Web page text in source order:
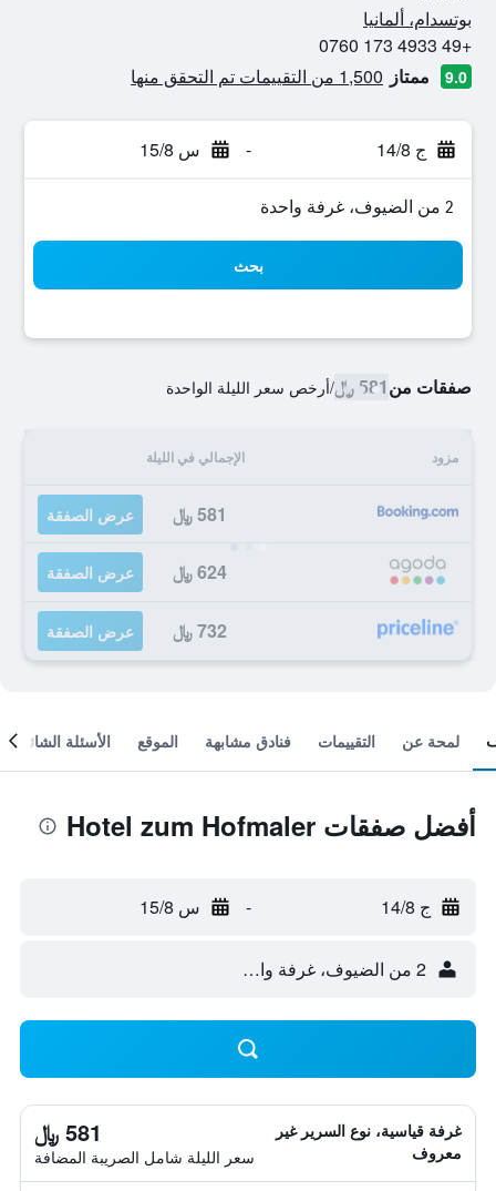
بوتسدام، ألمانيا
+49 4933 173 0760
9.0 ممتاز 1,500 من التقييمات تم التحقق منها
ج 14/8 - س 15/8
2 من الضيوف، غرفة واحدة
بحث
صفقات من581 ﷼ /أرخص سعر الليلة الواحدة
مزود الإجمالي في الليلة
581 ﷼ عرض الصفقة
624 ﷼ عرض الصفقة
732 ﷼ عرض الصفقة
لمحة عن التقييمات فنادق مشابهة الموقع الأسئلة الشائعة
أفضل صفقات Hotel zum Hofmaler
ج 14/8 - س 15/8
2 من الضيوف، غرفة واحدة
غرفة قياسية، نوع السرير غير
معروف
581 ﷼
سعر الليلة شامل الصريبة المضافة